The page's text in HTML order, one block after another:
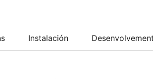
Instalación